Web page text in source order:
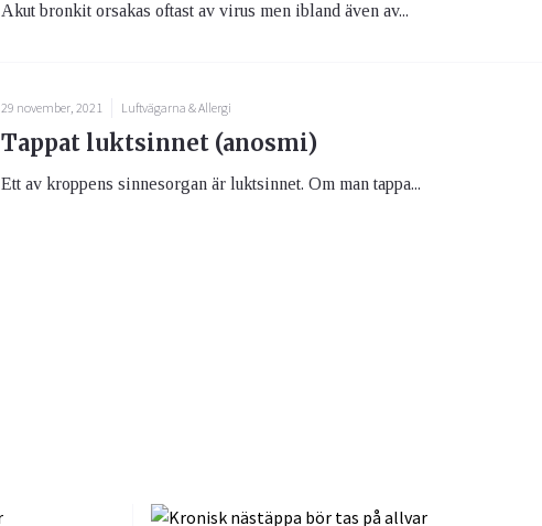
Akut bronkit orsakas oftast av virus men ibland även av...
29 november, 2021 Luftvägarna & Allergi
Tappat luktsinnet (anosmi)
Ett av kroppens sinnesorgan är luktsinnet. Om man tappa...